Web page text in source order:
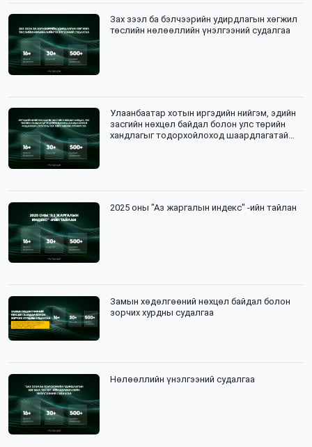
Зах зээл ба бэлчээрийн удирдлагын хөгжил
төслийн нөлөөллийн үнэлгээний судалгаа
Улаанбаатар хотын иргэдийн нийгэм, эдийн
засгийн нөхцөл байдал болон улс төрийн
хандлагыг тодорхойлоход шаардлагатай
2025 оны "Аз жаргалын индекс" -ийн тайлан
Замын хөдөлгөөний нөхцөл байдал болон
зорчих хурдны судалгаа
Нөлөөллийн үнэлгээний судалгаа